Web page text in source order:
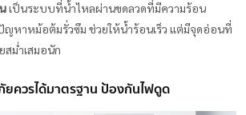
เป็นระบบที่น้ำไหลผ่านขดลวดที่มีความร้อน
หาหม้อต้มรั่วซึม ช่วยให้น้ำร้อนเร็ว แต่มีจุดอ่อนที่
สม่ำเสมอนัก
ยควรได้มาตรฐาน ป้องกันไฟดูด